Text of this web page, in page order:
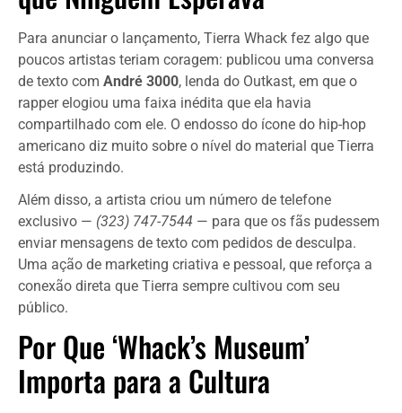
Para anunciar o lançamento, Tierra Whack fez algo que
poucos artistas teriam coragem: publicou uma conversa
de texto com André 3000, lenda do Outkast, em que o
rapper elogiou uma faixa inédita que ela havia
compartilhado com ele. O endosso do ícone do hip-hop
americano diz muito sobre o nível do material que Tierra
está produzindo.
Além disso, a artista criou um número de telefone
exclusivo — (323) 747-7544 — para que os fãs pudessem
enviar mensagens de texto com pedidos de desculpa.
Uma ação de marketing criativa e pessoal, que reforça a
conexão direta que Tierra sempre cultivou com seu
público.
Por Que ‘Whack’s Museum’
Importa para a Cultura